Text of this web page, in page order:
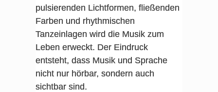
pulsierenden Lichtformen, fließenden
Farben und rhythmischen
Tanzeinlagen wird die Musik zum
Leben erweckt. Der Eindruck
entsteht, dass Musik und Sprache
nicht nur hörbar, sondern auch
sichtbar sind.